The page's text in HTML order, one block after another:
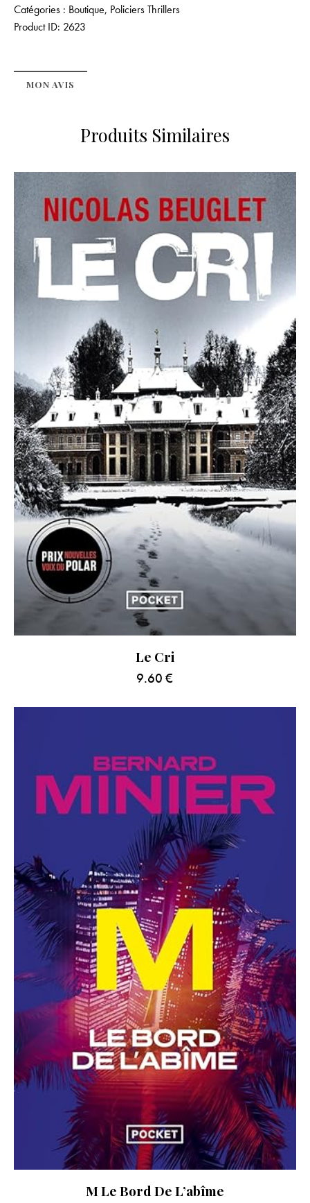
Catégories : Boutique, Policiers Thrillers
Product ID: 2623
MON AVIS
Produits Similaires
Le Cri
9.60 €
M Le Bord De L’abîme